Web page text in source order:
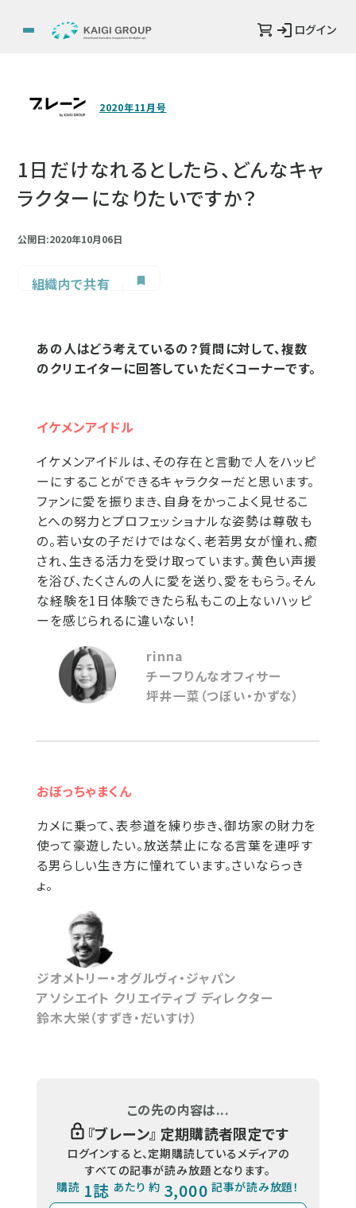
ログイン
2020年11月号
1日だけなれるとしたら、どんなキャ
ラクターになりたいですか？
公開日:2020年10月06日
組織内で共有
あの人はどう考えているの？質問に対して、複数
のクリエイターに回答していただくコーナーです。
イケメンアイドル
イケメンアイドルは、その存在と言動で人をハッピ
ーにすることができるキャラクターだと思います。
ファンに愛を振りまき、自身をかっこよく見せるこ
とへの努力とプロフェッショナルな姿勢は尊敬も
の。若い女の子だけではなく、老若男女が憧れ、癒
され、生きる活力を受け取っています。黄色い声援
を浴び、たくさんの人に愛を送り、愛をもらう。そん
な経験を1日体験できたら私もこの上ないハッピ
ーを感じられるに違いない！
rinna
チーフりんなオフィサー
坪井一菜（つぼい・かずな）
おぼっちゃまくん
カメに乗って、表参道を練り歩き、御坊家の財力を
使って豪遊したい。放送禁止になる言葉を連呼す
る男らしい生き方に憧れています。さいならっき
ょ。
ジオメトリー・オグルヴィ・ジャパン
アソシエイト クリエイティブ ディレクター
鈴木大栄（すずき・だいすけ）
この先の内容は...
『ブレーン』 定期購読者限定です
ログインすると、定期購読しているメディアの
すべての記事が読み放題となります。
購読 1誌 あたり 約 3,000 記事が読み放題！